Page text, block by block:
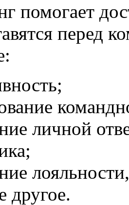
помогает
перед
личной
другое.